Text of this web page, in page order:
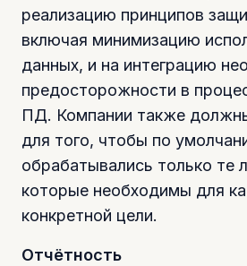
реализацию принципов
включая минимизацию
данных, и на интеграцию
предосторожности в
ПД. Компании также
для того, чтобы по
обрабатывались только те
которые необходимы для
конкретной цели.
Отчётность